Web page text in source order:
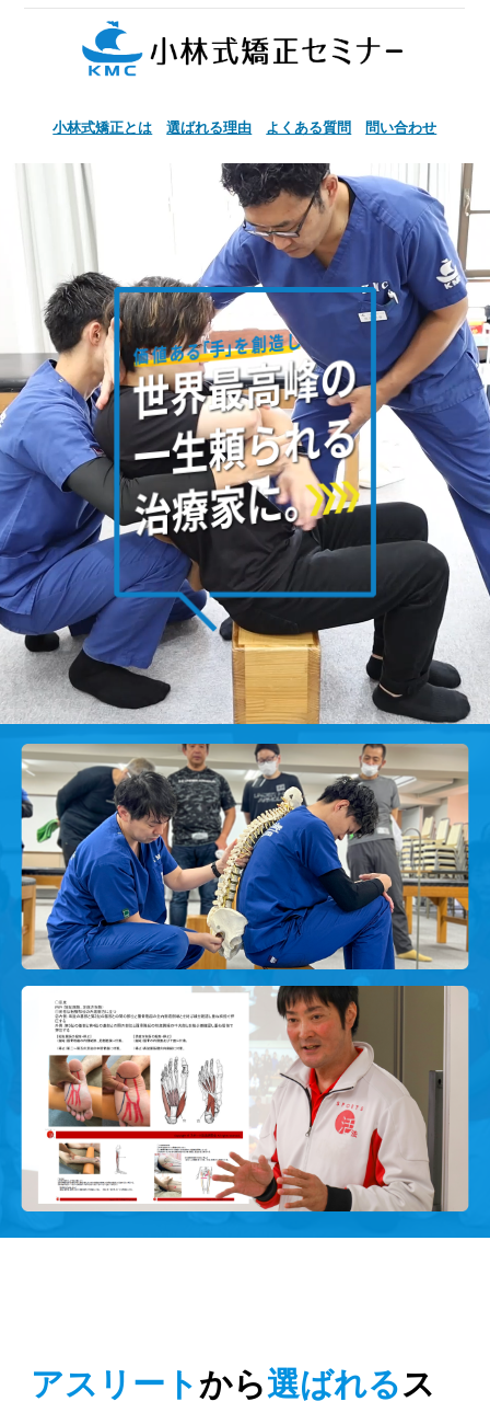
小林式矯正とは 選ばれる理由 よくある質問 問い合わせ
アスリートから選ばれるス